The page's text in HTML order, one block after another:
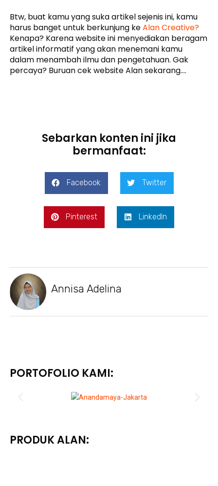
Btw, buat kamu yang suka artikel sejenis ini, kamu
harus banget untuk berkunjung keAlan Creative?
Kenapa? Karena website ini menyediakan beragam
artikel informatif yang akan menemani kamu
dalam menambah ilmu dan pengetahuan. Gak
percaya? Buruan cek website Alan sekarang….
Sebarkan konten ini jika
bermanfaat:
Facebook Twitter
Pinterest LinkedIn
Annisa Adelina
PORTOFOLIO KAMI:
PRODUK ALAN: